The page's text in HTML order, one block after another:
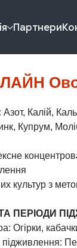
Партнери
Азот, Калій,
Купрум,
культур з
ПЕРІОДИ
Огірки,
підживлення: